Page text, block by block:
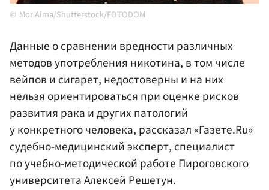
Mor Aima/Shutterstock/FOTODOM
Данные о сравнении вредности различных
методов употребления никотина, в том числе
вейпов и сигарет, недостоверны и на них
нельзя ориентироваться при оценке рисков
развития рака и других патологий
у конкретного человека, рассказал «Газете.Ru»
судебно-медицинский эксперт, специалист
по учебно-методической работе Пироговского
университета Алексей Решетун.